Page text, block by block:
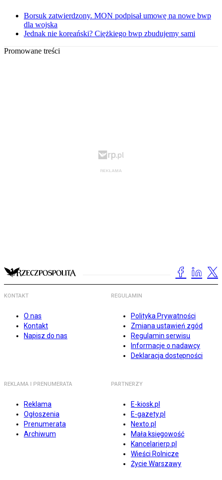
Borsuk zatwierdzony. MON podpisał umowę na nowe bwp
dla wojska
Jednak nie koreański? Ciężkiego bwp zbudujemy sami
Promowane treści
KONTAKT
O nas
Kontakt
Napisz do nas
REGULAMIN
Polityka Prywatności
Zmiana ustawień zgód
Regulamin serwisu
Informacje o nadawcy
Deklaracja dostępności
REKLAMA I PRENUMERATA
Reklama
Ogłoszenia
Prenumerata
Archiwum
PARTNERZY
E-kiosk.pl
E-gazety.pl
Nexto.pl
Mała księgowość
Kancelarierp.pl
Wieści Rolnicze
Życie Warszawy